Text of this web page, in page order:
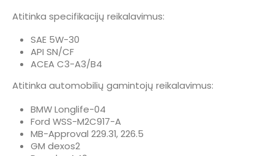
Atitinka specifikacijų reikalavimus:
SAE 5W-30
API SN/CF
ACEA C3-A3/B4
Atitinka automobilių gamintojų reikalavimus:
BMW Longlife-04
Ford WSS-M2C917-A
MB-Approval 229.31, 226.5
GM dexos2